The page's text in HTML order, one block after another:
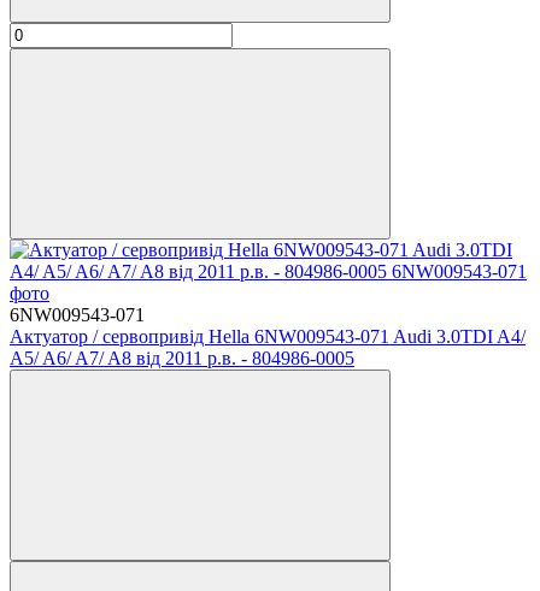
6NW009543-071
Актуатор / сервопривід Hella 6NW009543-071 Audi 3.0TDI A4/
A5/ A6/ A7/ A8 від 2011 р.в. - 804986-0005